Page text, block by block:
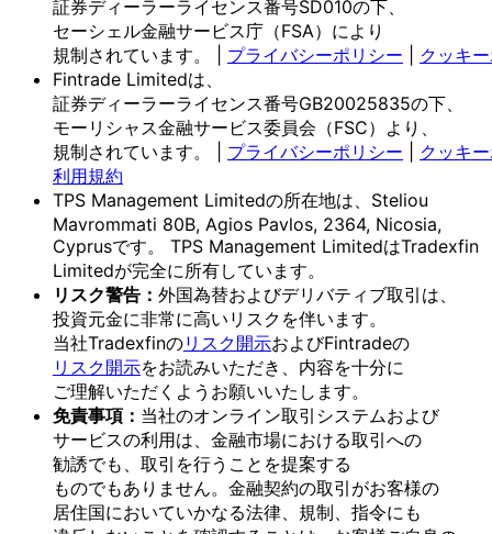
証券ディーラーライセンス番号SD010の下、
セーシェル金融サービス庁 （FSA）により
規制されています。
プライバシーポリシー
クッキ
Fintrade Limitedは、
証券ディーラーライセンス番号GB20025835の下、
モーリシャス金融サービス委員会 （FSC）より、
規制されています。
プライバシーポリシー
クッキ
利用規約
TPS Management Limitedの所在地は、 Steliou
Mavrommati 80B, Agios Pavlos, 2364, Nicosia,
Cyprusです。
TPS Management LimitedはTradexfin
Limitedが完全に所有しています。
リスク警告： 外国為替およびデリバティブ取引は、
投資元金に非常に高いリスクを伴います。
当社Tradexfinのリスク開示およびFintradeの
リスク開示をお読みいただき、 内容を十分に
ご理解いただく よう お願いいたします。
免責事項： 当社のオンライン取引システムおよび
サービスの利用は、 金融市場における取引への
勧誘でも、 取引を行う ことを提案する
ものでもありません。 金融契約の取引がお客様の
居住国においていかなる法律、 規制、 指令にも